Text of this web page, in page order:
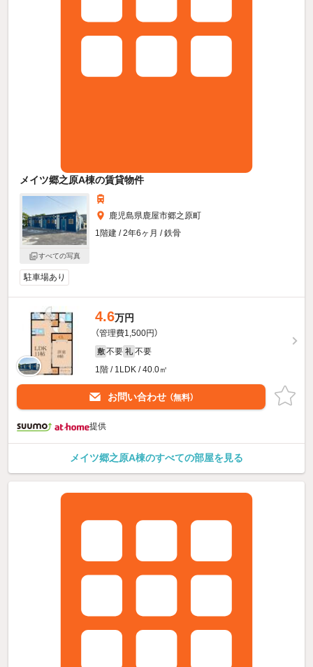
メイツ郷之原A棟の賃貸物件
すべての写真
鹿児島県鹿屋市郷之原町
1階建 / 2年6ヶ月 / 鉄骨
駐車場あり
4.6万円
（管理費1,500円）
敷 不要 礼 不要
1階 / 1LDK / 40.0㎡
お問い合わせ （無料）
提供
メイツ郷之原A棟のすべての部屋を見る